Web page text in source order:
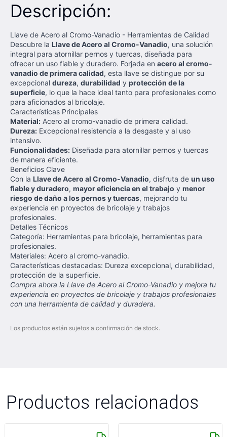
Descripción:
Llave de Acero al Cromo-Vanadio - Herramientas de Calidad
Descubre la Llave de Acero al Cromo-Vanadio, una solución
integral para atornillar pernos y tuercas, diseñada para
ofrecer un uso fiable y duradero. Forjada en acero al cromo-
vanadio de primera calidad, esta llave se distingue por su
excepcional dureza, durabilidad y protección de la
superficie, lo que la hace ideal tanto para profesionales como
para aficionados al bricolaje.
Características Principales
Material: Acero al cromo-vanadio de primera calidad.
Dureza: Excepcional resistencia a la desgaste y al uso
intensivo.
Funcionalidades: Diseñada para atornillar pernos y tuercas
de manera eficiente.
Beneficios Clave
Con la Llave de Acero al Cromo-Vanadio, disfruta de un uso
fiable y duradero, mayor eficiencia en el trabajo y menor
riesgo de daño a los pernos y tuercas, mejorando tu
experiencia en proyectos de bricolaje y trabajos
profesionales.
Detalles Técnicos
Categoría: Herramientas para bricolaje, herramientas para
profesionales.
Materiales: Acero al cromo-vanadio.
Características destacadas: Dureza excepcional, durabilidad,
protección de la superficie.
Compra ahora la Llave de Acero al Cromo-Vanadio y mejora tu
experiencia en proyectos de bricolaje y trabajos profesionales
con una herramienta de calidad y duradera.
Los productos están sujetos a confirmación de stock.
Productos relacionados